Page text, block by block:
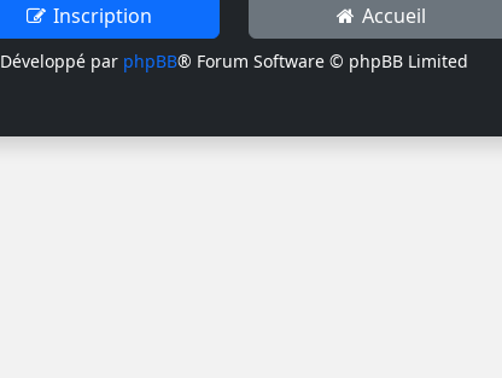
Inscription Accueil
Développé par phpBB® Forum Software © phpBB Limited